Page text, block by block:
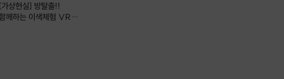
[가상현실] 방탈출!!
함께하는 이색체험 VR